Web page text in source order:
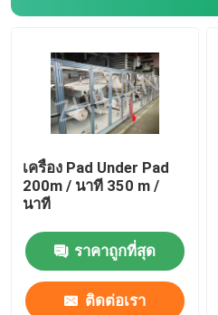
เครื่อง Pad Under Pad
200m / นาที 350 m /
นาที
ราคาถูกที่สุด
ติดต่อเรา